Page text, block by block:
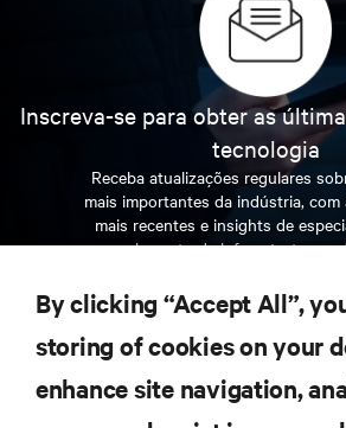
Inscreva-se para obter as
tecnologia
Receba atualizações regulares
mais importantes da indústria, com
mais recentes e insights de
gerenciamento de infraestrutura e
INSCREVA-SE
RECURSOS
By clicking “Accept All”,
storing of cookies on your
enhance site navigation,